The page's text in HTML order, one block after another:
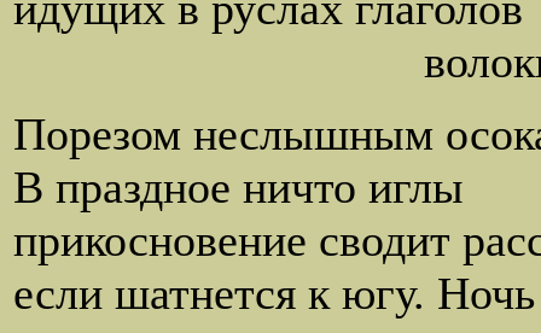
Порезом неслышным
В праздное ничто иглы
прикосновение сводит
если шатнется к югу.